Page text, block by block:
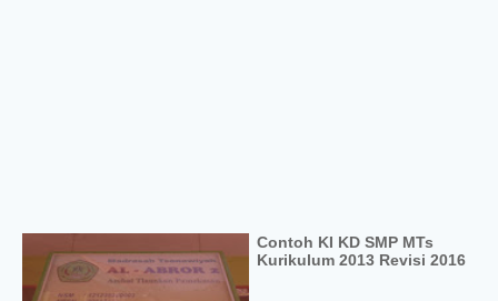
Contoh KI KD SMP MTs
Kurikulum 2013 Revisi 2016